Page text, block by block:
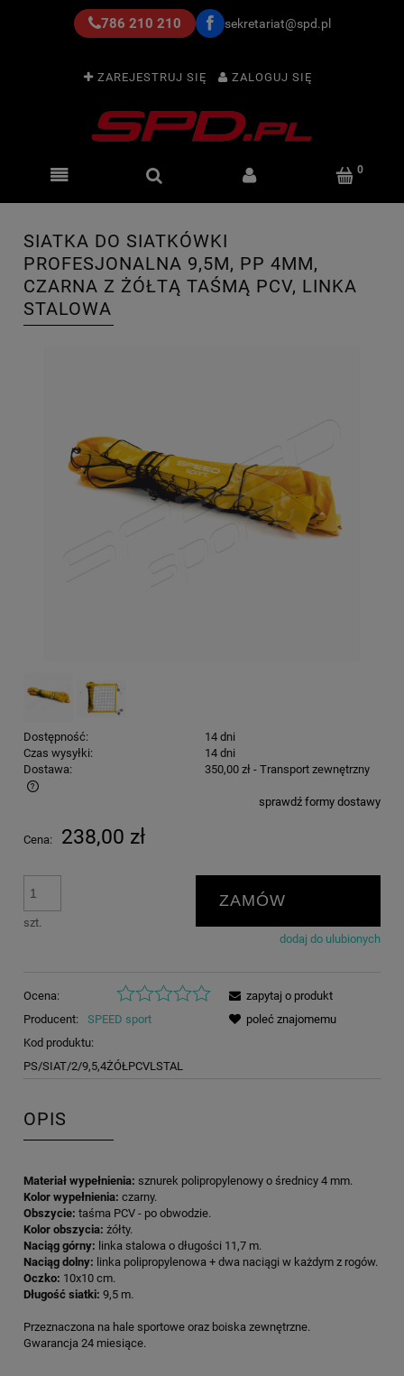
786 210 210 sekretariat@spd.pl
ZAREJESTRUJ SIĘ ZALOGUJ SIĘ
SIATKA DO SIATKÓWKI
PROFESJONALNA 9,5M, PP 4MM,
CZARNA Z ŻÓŁTĄ TAŚMĄ PCV, LINKA
STALOWA
Dostępność:
14 dni
Czas wysyłki:
14 dni
Dostawa:
350,00 zł - Transport zewnętrzny
Cena nie zawiera ewentualnych kosztów płatnościsprawdź formy dostawy
Cena: 238,00 zł
szt.
ZAMÓW
dodaj do ulubionych
Ocena:
Producent:
SPEED sport
Kod produktu:
PS/SIAT/2/9,5,4ŻÓŁPCVLSTAL
zapytaj o produkt
poleć znajomemu
OPIS
Materiał wypełnienia: sznurek polipropylenowy o średnicy 4 mm.
Kolor wypełnienia: czarny.
Obszycie: taśma PCV - po obwodzie.
Kolor obszycia: żółty.
Naciąg górny: linka stalowa o długości 11,7 m.
Naciąg dolny: linka polipropylenowa + dwa naciągi w każdym z rogów.
Oczko: 10x10 cm.
Długość siatki: 9,5 m.
Przeznaczona na hale sportowe oraz boiska zewnętrzne.
Gwarancja 24 miesiące.